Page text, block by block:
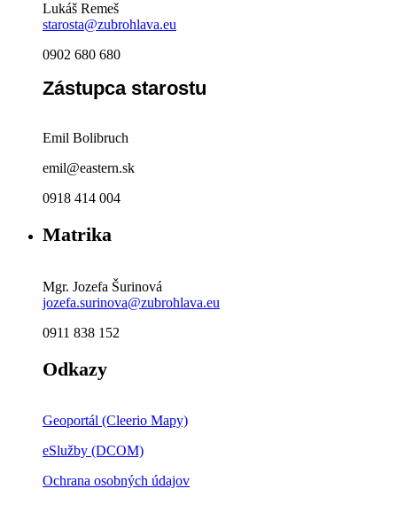
Lukáš Remeš
starosta@zubrohlava.eu
0902 680 680
Zástupca starostu
Emil Bolibruch
emil@eastern.sk
0918 414 004
Matrika
Mgr. Jozefa Šurinová
jozefa.surinova@zubrohlava.eu
0911 838 152
Odkazy
Geoportál (Cleerio Mapy)
eSlužby (DCOM)
Ochrana osobných údajov